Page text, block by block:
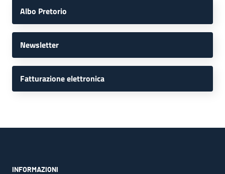
Albo Pretorio
Newsletter
Fatturazione elettronica
INFORMAZIONI